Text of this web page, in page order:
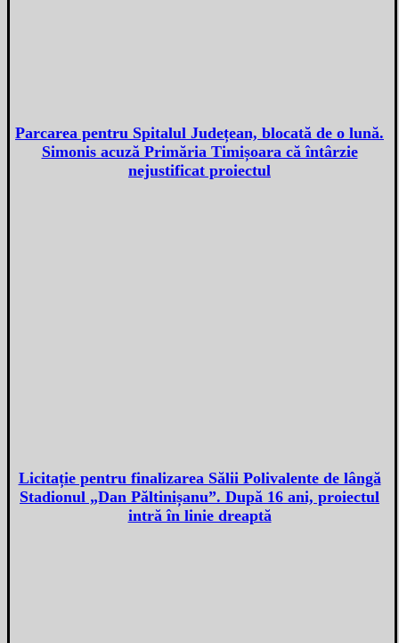
Parcarea pentru Spitalul Județean, blocată de o lună.
Simonis acuză Primăria Timișoara că întârzie
nejustificat proiectul
Licitație pentru finalizarea Sălii Polivalente de lângă
Stadionul „Dan Păltinișanu”. După 16 ani, proiectul
intră în linie dreaptă